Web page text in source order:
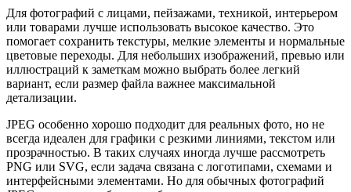
Для фотографий с лицами, пейзажами, техникой, интерьером
или товарами лучше использовать высокое качество. Это
помогает сохранить текстуры, мелкие элементы и нормальные
цветовые переходы. Для небольших изображений, превью или
иллюстраций к заметкам можно выбрать более легкий
вариант, если размер файла важнее максимальной
детализации.
JPEG особенно хорошо подходит для реальных фото, но не
всегда идеален для графики с резкими линиями, текстом или
прозрачностью. В таких случаях иногда лучше рассмотреть
PNG или SVG, если задача связана с логотипами, схемами и
интерфейсными элементами. Но для обычных фотографий